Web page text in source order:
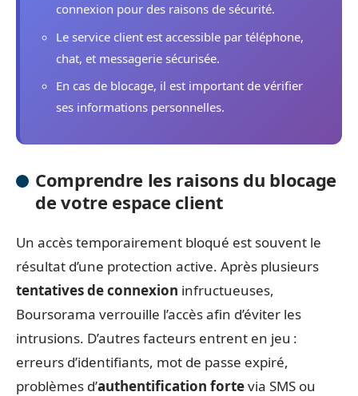
connexion pour des raisons de sécurité.
Le service client est accessible par téléphone,
chat, et messagerie sécurisée.
En cas de blocage, il est important de vérifier
ses informations personnelles.
Comprendre les raisons du blocage
de votre espace client
Un accès temporairement bloqué est souvent le
résultat d’une protection active. Après plusieurs
tentatives de connexion infructueuses,
Boursorama verrouille l’accès afin d’éviter les
intrusions. D’autres facteurs entrent en jeu :
erreurs d’identifiants, mot de passe expiré,
problèmes d’authentification fortevia SMS ou